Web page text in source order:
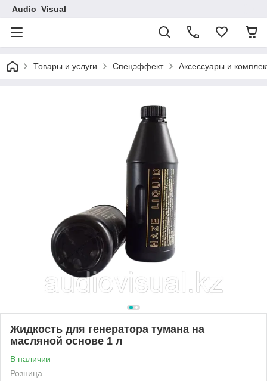
Audio_Visual
Товары и услуги Спецэффект Аксессуары и
Жидкость для генератора тумана на
масляной основе 1 л
В наличии
Розница